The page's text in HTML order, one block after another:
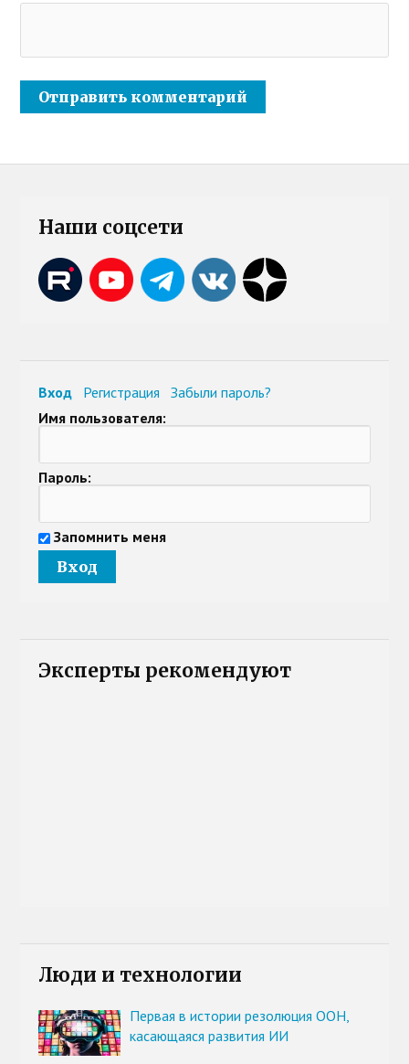
Наши соцсети
Вход Регистрация
Забыли пароль?
Имя пользователя:
Пароль:
Запомнить меня
Эксперты рекомендуют
Люди и технологии
Первая в истории резолюция ООН,
касающаяся развития ИИ